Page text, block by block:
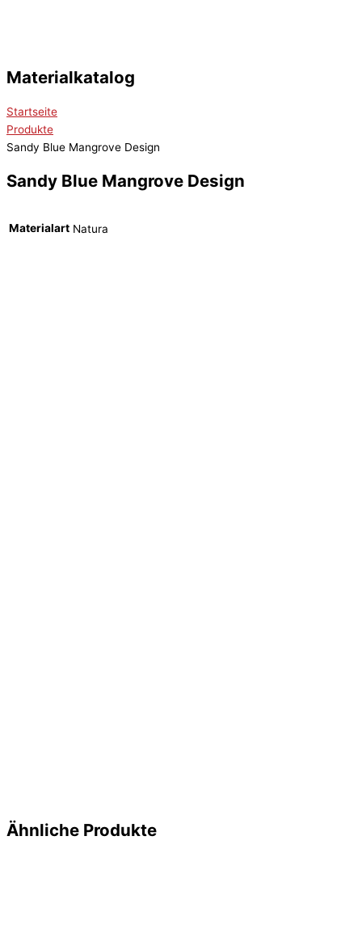
Materialkatalog
Startseite
Produkte
Sandy Blue Mangrove Design
Sandy Blue Mangrove Design
Materialart Natura
Ähnliche Produkte